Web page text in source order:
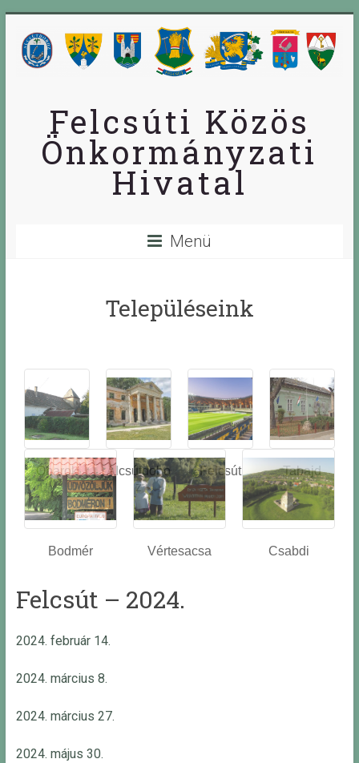
Felcsúti Közös
Önkormányzati
Hivatal
Menü
Településeink
Óbarok
Alcsútdobo
z
Felcsút Tabajd
Bodmér Vértesacsa Csabdi
Felcsút – 2024.
2024. február 14.
2024. március 8.
2024. március 27.
2024. május 30.